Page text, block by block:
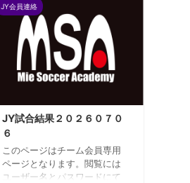
JY会員連絡
JY試合結果２０２６０７０
６
このページはチーム会員専用
ページとなります。閲覧には
ユーザー名とパスワードにて